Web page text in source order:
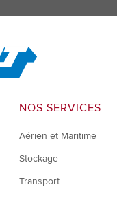
NOS SERVICES
Aérien et Maritime
Stockage
Transport